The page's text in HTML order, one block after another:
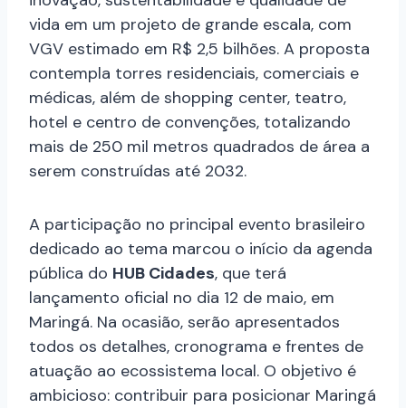
vida em um projeto de grande escala, com
VGV estimado em R$ 2,5 bilhões. A proposta
contempla torres residenciais, comerciais e
médicas, além de shopping center, teatro,
hotel e centro de convenções, totalizando
mais de 250 mil metros quadrados de área a
serem construídas até 2032.
A participação no principal evento brasileiro
dedicado ao tema marcou o início da agenda
pública do HUB Cidades, que terá
lançamento oficial no dia 12 de maio, em
Maringá. Na ocasião, serão apresentados
todos os detalhes, cronograma e frentes de
atuação ao ecossistema local. O objetivo é
ambicioso: contribuir para posicionar Maringá